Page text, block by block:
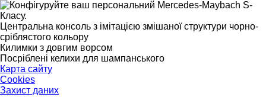
Центральна консоль з імітацією змішаної структури чорно-
сріблястого кольору
Килимки з довгим ворсом
Посріблені келихи для шампанського
Карта сайту
Cookies
Захист даних